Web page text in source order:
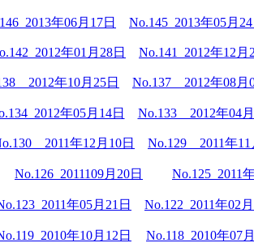
2013年06月17日 No.145 2013年05月
2012年01月28日 No.141 2012年12月
2012年10月25日 No.137 2012年08月
2012年05月14日 No.133 2012年04
2011年12月10日 No.129 2011年11
No.126 2011109月20日 No.125 2011
2011年05月21日 No.122 2011年02
2010年10月12日 No.118 2010年07